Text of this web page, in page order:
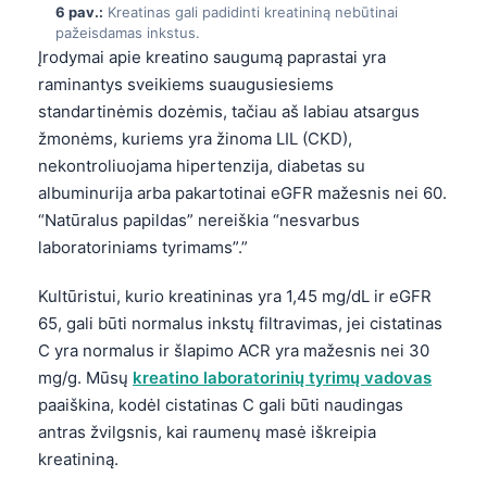
6 pav.: Kreatinas gali padidinti kreatininą nebūtinai
pažeisdamas inkstus.
Įrodymai apie kreatino saugumą paprastai yra
raminantys sveikiems suaugusiesiems
standartinėmis dozėmis, tačiau aš labiau atsargus
žmonėms, kuriems yra žinoma LIL (CKD),
nekontroliuojama hipertenzija, diabetas su
albuminurija arba pakartotinai eGFR mažesnis nei 60.
“Natūralus papildas” nereiškia “nesvarbus
laboratoriniams tyrimams”.”
Kultūristui, kurio kreatininas yra 1,45 mg/dL ir eGFR
65, gali būti normalus inkstų filtravimas, jei cistatinas
C yra normalus ir šlapimo ACR yra mažesnis nei 30
mg/g. Mūsų kreatino laboratorinių tyrimų vadovas
paaiškina, kodėl cistatinas C gali būti naudingas
antras žvilgsnis, kai raumenų masė iškreipia
kreatininą.ພາສາລາວ
Basa Jawa
Cebuano
ئۇيغۇرچە
Кыргызча
Татар теле
Беларуская мова
Esperanto
Frysk
Ślōnskŏ gŏdka
Norsk bokmål